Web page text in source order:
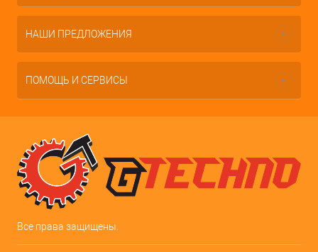
НАШИ ПРЕДЛОЖЕНИЯ
ПОМОЩЬ И СЕРВИСЫ
Все права защищены.